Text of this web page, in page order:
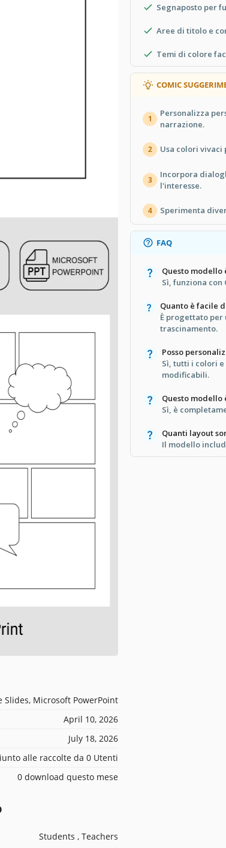
Slides, Microsoft PowerPoint
April 10, 2026
July 18, 2026
alle raccolte da 0 Utenti
0 download questo mese
Students , Teachers
Segnaposto per
Aree di titolo e
Temi di colore
COMIC
1
Personalizza
narrazione.
2 Usa colori
3
Incorpora
l'interesse.
4 Sperimenta
FAQ
Questo modello
Sì, funziona
Quanto è facile
È progettato
trascinamento.
Posso
Sì, tutti i colori
modificabili.
Questo modello
Sì, è
Quanti layout
Il modello